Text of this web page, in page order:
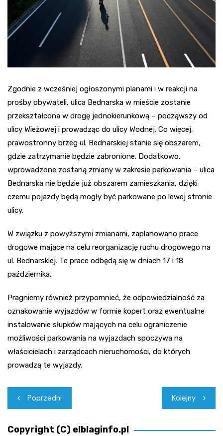
Zgodnie z wcześniej ogłoszonymi planami i w reakcji na
prośby obywateli, ulica Bednarska w mieście zostanie
przekształcona w drogę jednokierunkową – począwszy od
ulicy Wieżowej i prowadząc do ulicy Wodnej. Co więcej,
prawostronny brzeg ul. Bednarskiej stanie się obszarem,
gdzie zatrzymanie będzie zabronione. Dodatkowo,
wprowadzone zostaną zmiany w zakresie parkowania – ulica
Bednarska nie będzie już obszarem zamieszkania, dzięki
czemu pojazdy będą mogły być parkowane po lewej stronie
ulicy.
W związku z powyższymi zmianami, zaplanowano prace
drogowe mające na celu reorganizację ruchu drogowego na
ul. Bednarskiej. Te prace odbędą się w dniach 17 i 18
października.
Pragniemy również przypomnieć, że odpowiedzialność za
oznakowanie wyjazdów w formie kopert oraz ewentualne
instalowanie słupków mających na celu ograniczenie
możliwości parkowania na wyjazdach spoczywa na
właścicielach i zarządcach nieruchomości, do których
prowadzą te wyjazdy.
Nawigacja
wpisu
Poprzedni Kolejny
Copyright (C) elblaginfo.pl